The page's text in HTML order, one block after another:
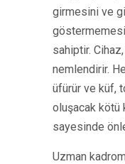
girmesini ve
sahiptir.
nemlendirir.
üfürür ve küf,
oluşacak kötü
sayesinde
Uzman